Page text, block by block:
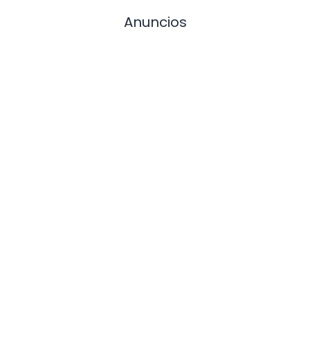
Anuncios